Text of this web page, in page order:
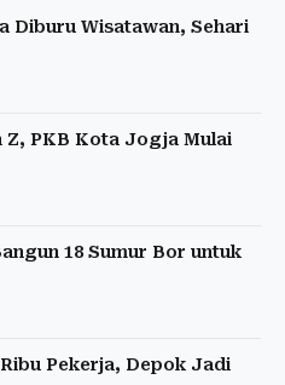
Diburu Wisatawan, Sehari
Z, PKB Kota Jogja Mulai
18 Sumur Bor untuk
Pekerja, Depok Jadi